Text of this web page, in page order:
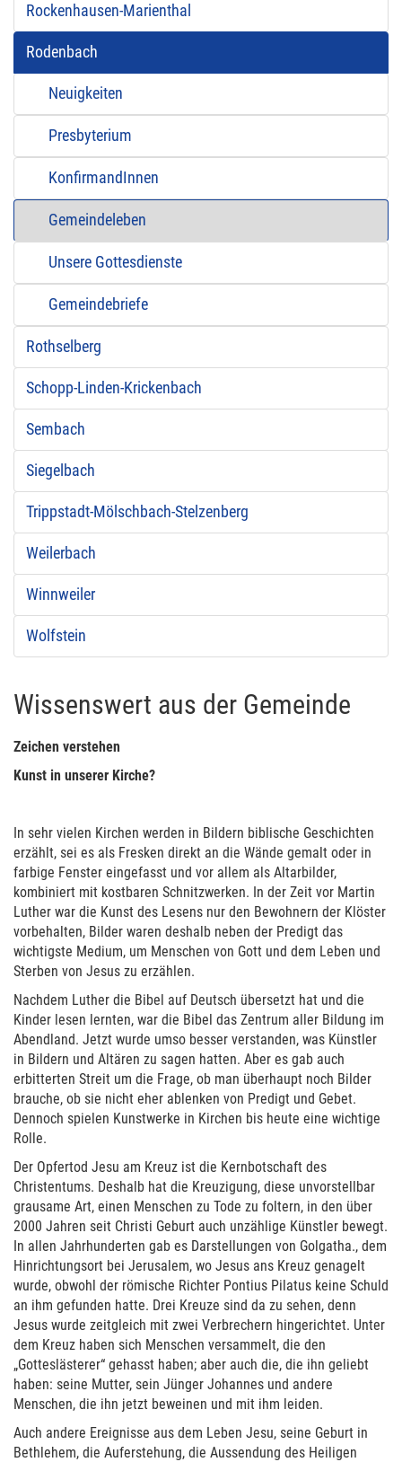
Rockenhausen-Marienthal
Rodenbach
Neuigkeiten
Presbyterium
KonfirmandInnen
Gemeindeleben
Unsere Gottesdienste
Gemeindebriefe
Rothselberg
Schopp-Linden-Krickenbach
Sembach
Siegelbach
Trippstadt-Mölschbach-Stelzenberg
Weilerbach
Winnweiler
Wolfstein
Wissenswert aus der Gemeinde
Zeichen verstehen
Kunst in unserer Kirche?
In sehr vielen Kirchen werden in Bildern biblische Geschichten
erzählt, sei es als Fresken direkt an die Wände gemalt oder in
farbige Fenster eingefasst und vor allem als Altarbilder,
kombiniert mit kostbaren Schnitzwerken. In der Zeit vor Martin
Luther war die Kunst des Lesens nur den Bewohnern der Klöster
vorbehalten, Bilder waren deshalb neben der Predigt das
wichtigste Medium, um Menschen von Gott und dem Leben und
Sterben von Jesus zu erzählen.
Nachdem Luther die Bibel auf Deutsch übersetzt hat und die
Kinder lesen lernten, war die Bibel das Zentrum aller Bildung im
Abendland. Jetzt wurde umso besser verstanden, was Künstler
in Bildern und Altären zu sagen hatten. Aber es gab auch
erbitterten Streit um die Frage, ob man überhaupt noch Bilder
brauche, ob sie nicht eher ablenken von Predigt und Gebet.
Dennoch spielen Kunstwerke in Kirchen bis heute eine wichtige
Rolle.
Der Opfertod Jesu am Kreuz ist die Kernbotschaft des
Christentums. Deshalb hat die Kreuzigung, diese unvorstellbar
grausame Art, einen Menschen zu Tode zu foltern, in den über
2000 Jahren seit Christi Geburt auch unzählige Künstler bewegt.
In allen Jahrhunderten gab es Darstellungen von Golgatha., dem
Hinrichtungsort bei Jerusalem, wo Jesus ans Kreuz genagelt
wurde, obwohl der römische Richter Pontius Pilatus keine Schuld
an ihm gefunden hatte. Drei Kreuze sind da zu sehen, denn
Jesus wurde zeitgleich mit zwei Verbrechern hingerichtet. Unter
dem Kreuz haben sich Menschen versammelt, die den
„Gotteslästerer“ gehasst haben; aber auch die, die ihn geliebt
haben: seine Mutter, sein Jünger Johannes und andere
Menschen, die ihn jetzt beweinen und mit ihm leiden.
Auch andere Ereignisse aus dem Leben Jesu, seine Geburt in
Bethlehem, die Auferstehung, die Aussendung des Heiligen